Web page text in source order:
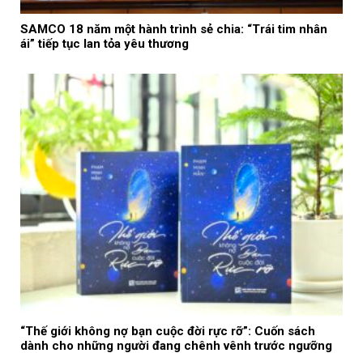
SAMCO 18 năm một hành trình sẻ chia: “Trái tim nhân
ái” tiếp tục lan tỏa yêu thương
“Thế giới không nợ bạn cuộc đời rực rỡ”: Cuốn sách
dành cho những người đang chênh vênh trước ngưỡng